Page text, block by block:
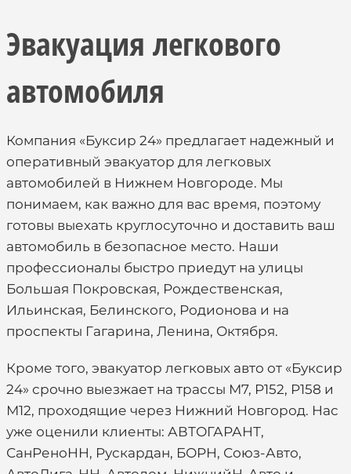
Эвакуация легкового
автомобиля
Компания «Буксир 24» предлагает надежный и
оперативный эвакуатор для легковых
автомобилей в Нижнем Новгороде. Мы
понимаем, как важно для вас время, поэтому
готовы выехать круглосуточно и доставить ваш
автомобиль в безопасное место. Наши
профессионалы быстро приедут на улицы
Большая Покровская, Рождественская,
Ильинская, Белинского, Родионова и на
проспекты Гагарина, Ленина, Октября.
Кроме того, эвакуатор легковых авто от «Буксир
24» срочно выезжает на трассы М7, Р152, Р158 и
М12, проходящие через Нижний Новгород. Нас
уже оценили клиенты: АВТОГАРАНТ,
СанРеноНН, Рускардан, БОРН, Союз-Авто,